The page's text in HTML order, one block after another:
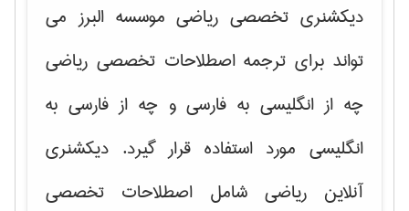
دیکشنری تخصصی ریاضی موسسه البرز می
تواند برای ترجمه اصطلاحات تخصصی ریاضی
چه از انگلیسی به فارسی و چه از فارسی به
انگلیسی مورد استفاده قرار گیرد. دیکشنری
آنلاین ریاضی شامل اصطلاحات تخصصی